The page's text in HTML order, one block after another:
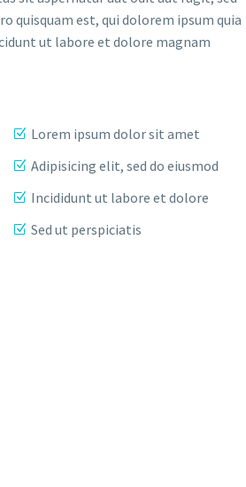
quisquam est, qui dolorem ipsum quia
ut labore et dolore magnam
Lorem ipsum dolor sit amet
Adipisicing elit, sed do eiusmod
Incididunt ut labore et dolore
Sed ut perspiciatis